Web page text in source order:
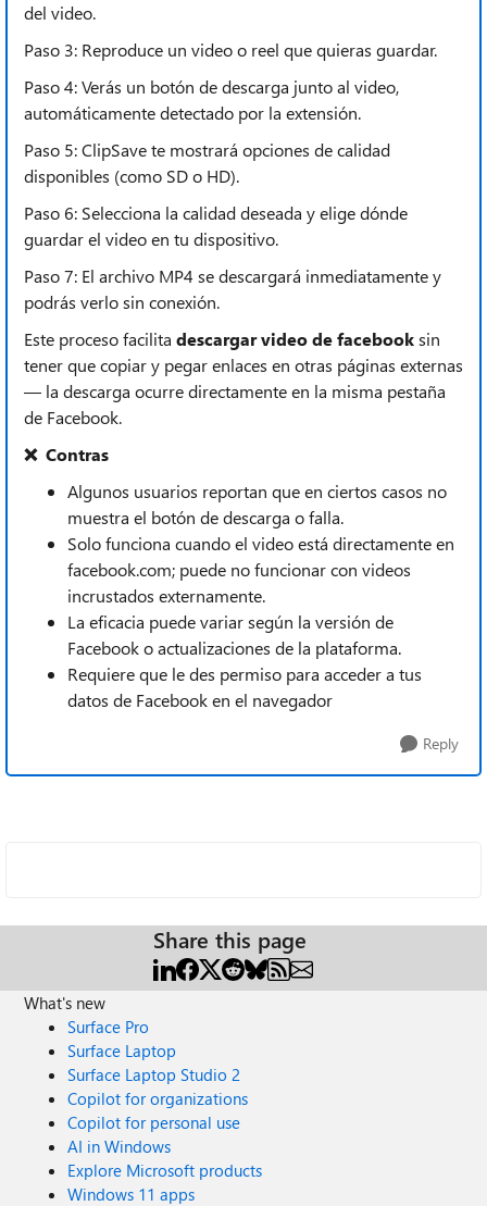
del video.
Paso 3: Reproduce un video o reel que quieras guardar.
Paso 4: Verás un botón de descarga junto al video,
automáticamente detectado por la extensión.
Paso 5: ClipSave te mostrará opciones de calidad
disponibles (como SD o HD).
Paso 6: Selecciona la calidad deseada y elige dónde
guardar el video en tu dispositivo.
Paso 7: El archivo MP4 se descargará inmediatamente y
podrás verlo sin conexión.
Este proceso facilita descargar video de facebooksin
tener que copiar y pegar enlaces en otras páginas externas
— la descarga ocurre directamente en la misma pestaña
de Facebook.
❌ Contras
Algunos usuarios reportan que en ciertos casos no
muestra el botón de descarga o falla.
Solo funciona cuando el video está directamente en
facebook.com; puede no funcionar con videos
incrustados externamente.
La eficacia puede variar según la versión de
Facebook o actualizaciones de la plataforma.
Requiere que le des permiso para acceder a tus
datos de Facebook en el navegador
Reply
Share this page
What's new
Surface Pro
Surface Laptop
Surface Laptop Studio 2
Copilot for organizations
Copilot for personal use
AI in Windows
Explore Microsoft products
Windows 11 apps